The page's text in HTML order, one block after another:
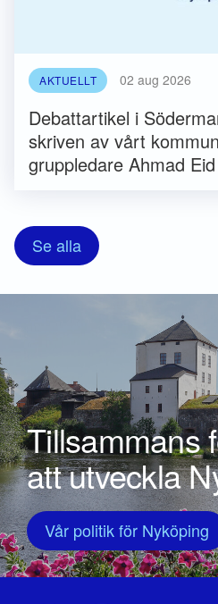
AKTUELLT 02 aug 2026
Debattartikel i
skriven av vårt
gruppledare Ahmad Eid
Se alla
Tillsammans
att utveckla
Vår politik för Nyköping